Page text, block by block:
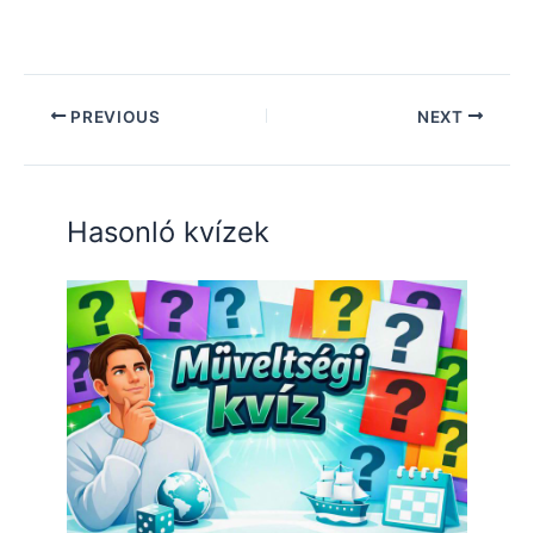
PREVIOUS NEXT
Hasonló kvízek